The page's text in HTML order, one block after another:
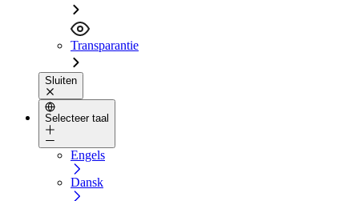
Transparantie
Sluiten
Selecteer taal
Engels
Dansk